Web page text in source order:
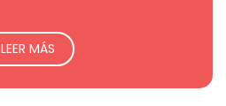
LEER MÁS